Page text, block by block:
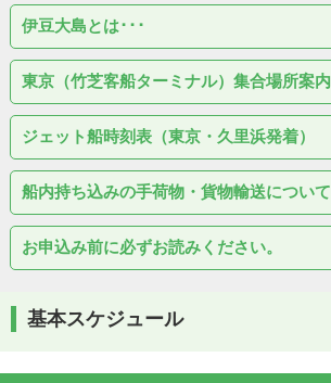
伊豆大島とは･･･
東京（竹芝客船ターミナル）集合場所案内
ジェット船時刻表（東京・久里浜発着）
船内持ち込みの手荷物・貨物輸送について
お申込み前に必ずお読みください。
基本スケジュール